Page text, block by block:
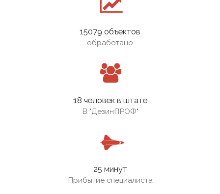
15079 объектов
обработано
18 человек в штате
В "ДезинПРОФ"
25 минут
Прибытие специалиста